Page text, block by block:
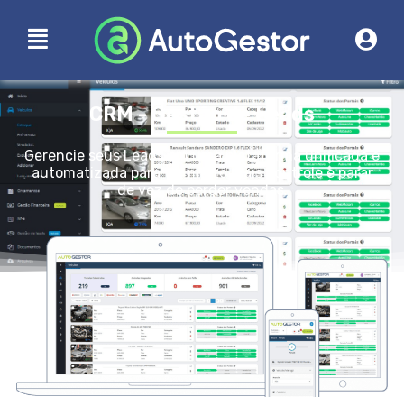
CRM - Gestão de Leads
Gerencie seus Leads em uma plataforma unificada e
automatizada para ter muito mais controle e parar
de vez de perder vendas.